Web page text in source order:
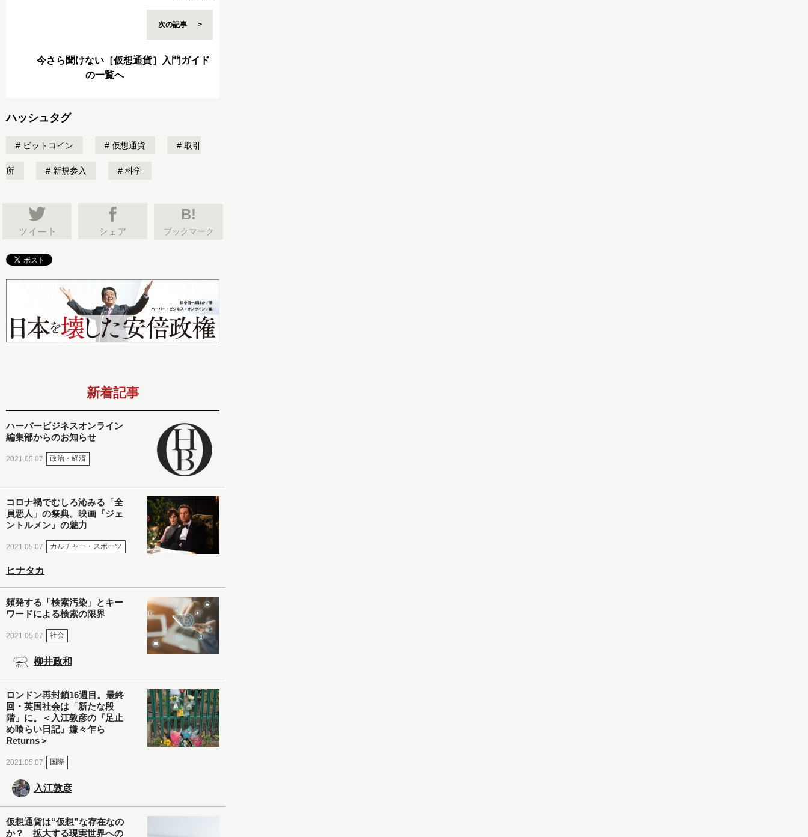
次の記事
今さら聞けない［仮想通貨］入門ガイド
の一覧へ
ハッシュタグ
ビットコイン 仮想通貨 取引
所 新規参入 科学
B!
ブックマーク
新着記事
ハーバービジネスオンライン
編集部からのお知らせ
2021.05.07 政治・経済
コロナ禍でむしろ沁みる「全
員悪人」の祭典。映画『ジェ
ントルメン』の魅力
2021.05.07 カルチャー・スポーツ
ヒナタカ
頻発する「検索汚染」とキー
ワードによる検索の限界
2021.05.07 社会
柳井政和
ロンドン再封鎖16週目。最終
回・英国社会は「新たな段
階」に。＜入江敦彦の『足止
め喰らい日記』嫌々乍ら
Returns＞
2021.05.07 国際
入江敦彦
仮想通貨は“仮想”な存在なの
か？ 拡大する現実世界への